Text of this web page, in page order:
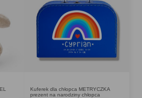
Kuferek dla chłopca METRYCZKA
prezent na narodziny chłopca